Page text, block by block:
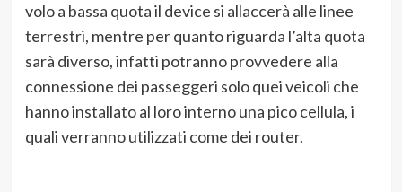
volo a bassa quota il device si allaccerà alle linee
terrestri, mentre per quanto riguarda l’alta quota
sarà diverso, infatti potranno provvedere alla
connessione dei passeggeri solo quei veicoli che
hanno installato al loro interno una pico cellula, i
quali verranno utilizzati come dei router.